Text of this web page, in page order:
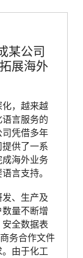
某公司
展海外
，越来越
言服务的
凭借多年
供了一系
海外业务
言支持。
、生产及
量不断增
全数据表
务合作文件
由于化工